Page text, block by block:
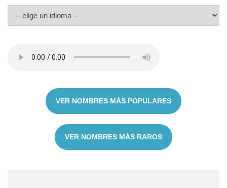
VER NOMBRES MÁS POPULARES
VER NOMBRES MÁS RAROS